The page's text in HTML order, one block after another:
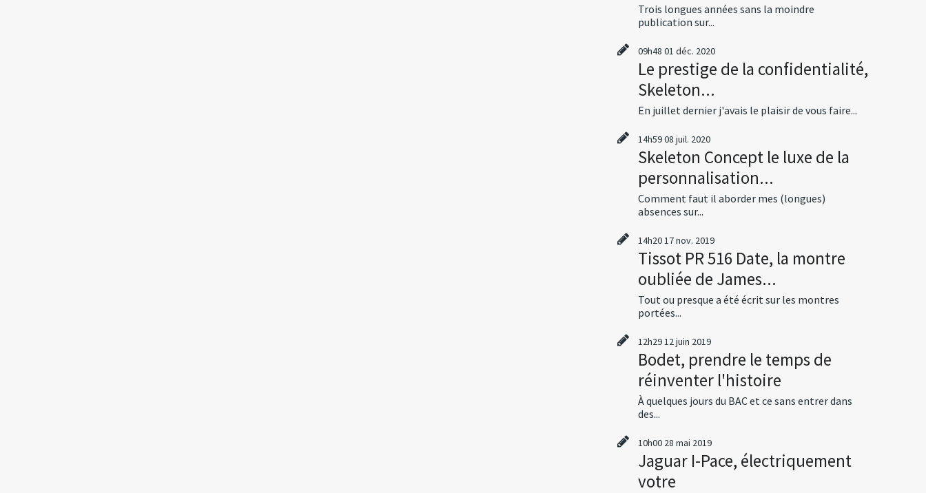
Trois longues années sans la moindre
publication sur...
09h48 01 déc. 2020
Le prestige de la confidentialité,
Skeleton...
En juillet dernier j'avais le plaisir de vous faire...
14h5908 juil. 2020
Skeleton Concept le luxe de la
personnalisation...
Comment faut il aborder mes (longues)
absences sur...
14h2017nov. 2019
Tissot PR 516 Date, la montre
oubliée de James...
Tout ou presque a été écrit sur les montres
portées...
12h2912juin 2019
Bodet, prendre le temps de
réinventer l'histoire
À quelques jours du BAC et ce sans entrer dans
des...
10h00 28 mai 2019
Jaguar I-Pace, électriquement
votre